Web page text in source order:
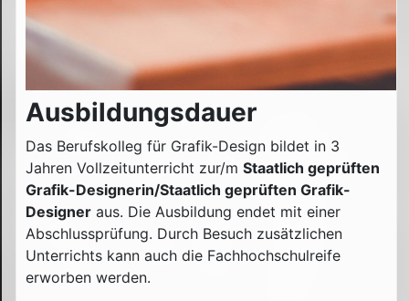
Ausbildungsdauer
Das Berufskolleg für Grafik-Design bildet in 3
Jahren Vollzeitunterricht zur/m Staatlich geprüften
Grafik-Designerin/Staatlich geprüften Grafik-
Designeraus. Die Ausbildung endet mit einer
Abschlussprüfung. Durch Besuch zusätzlichen
Unterrichts kann auch die Fachhochschulreife
erworben werden.